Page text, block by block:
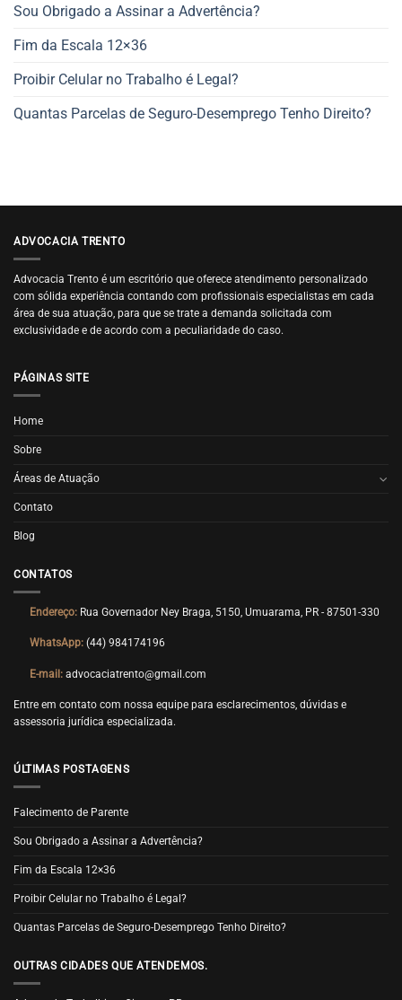
Sou Obrigado a Assinar a Advertência?
Fim da Escala 12×36
Proibir Celular no Trabalho é Legal?
Quantas Parcelas de Seguro-Desemprego Tenho Direito?
ADVOCACIA TRENTO
Advocacia Trento é um escritório que oferece atendimento personalizado
com sólida experiência contando com profissionais especialistas em cada
área de sua atuação, para que se trate a demanda solicitada com
exclusividade e de acordo com a peculiaridade do caso.
PÁGINAS SITE
Home
Sobre
Áreas de Atuação
Contato
Blog
CONTATOS
Endereço: Rua Governador Ney Braga, 5150, Umuarama, PR - 87501-330
WhatsApp: (44) 984174196
E-mail: advocaciatrento@gmail.com
Entre em contato com nossa equipe para esclarecimentos, dúvidas e
assessoria jurídica especializada.
ÚLTIMAS POSTAGENS
Falecimento de Parente
Sou Obrigado a Assinar a Advertência?
Fim da Escala 12×36
Proibir Celular no Trabalho é Legal?
Quantas Parcelas de Seguro-Desemprego Tenho Direito?
OUTRAS CIDADES QUE ATENDEMOS.